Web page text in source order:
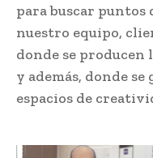
para buscar puntos
nuestro equipo,
donde se producen
y además, donde
espacios de